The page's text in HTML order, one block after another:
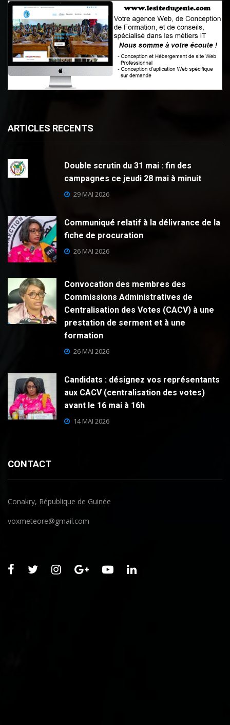
ARTICLES RECENTS
Double scrutin du 31 mai : fin des
campagnes ce jeudi 28 mai à minuit
29 MAI 2026
Communiqué relatif à la délivrance de la
fiche de procuration
26 MAI 2026
Convocation des membres des
Commissions Administratives de
Centralisation des Votes (CACV) à une
prestation de serment et à une
formation
26 MAI 2026
Candidats : désignez vos représentants
aux CACV (centralisation des votes)
avant le 16 mai à 16h
14 MAI 2026
CONTACT
Conakry, République de Guinée
voxmeteore@gmail.com